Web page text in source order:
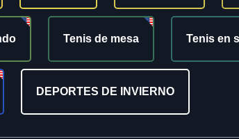
Tenis de mesa Tenis en
DEPORTES DE INVIERNO